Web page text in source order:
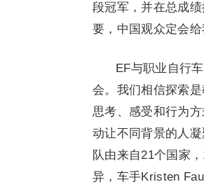
段冠军，并在总成
要，中国观众定会
EF与职业自行
会。我们相信探索
思考、感受和行为
动让不同背景的人
队由来自21个国家
异，车手Kristen